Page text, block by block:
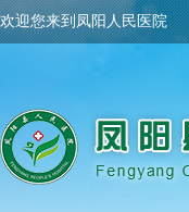
欢迎您来到凤阳人民医院